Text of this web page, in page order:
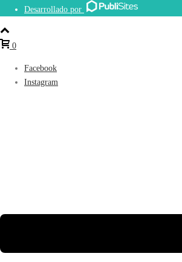
Desarrollado por
0
Facebook
Instagram